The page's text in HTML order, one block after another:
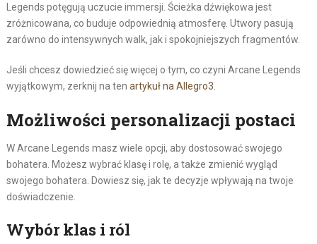
Legends potęgują uczucie immersji. Ścieżka dźwiękowa jest
zróżnicowana, co buduje odpowiednią atmosferę. Utwory pasują
zarówno do intensywnych walk, jak i spokojniejszych fragmentów.
Jeśli chcesz dowiedzieć się więcej o tym, co czyni Arcane Legends
wyjątkowym, zerknij na ten artykuł na Allegro3
Możliwości personalizacji postaci
W Arcane Legends masz wiele opcji, aby dostosować swojego
bohatera. Możesz wybrać klasę i rolę, a także zmienić wygląd
swojego bohatera. Dowiesz się, jak te decyzje wpływają na twoje
doświadczenie.
Wybór klas i ról